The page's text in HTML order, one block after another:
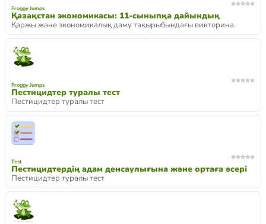
Froggy Jumps
Қазақстан экономикасы: 11-сыныпқа дайындық
Қаржы және экономикалық даму тақырыбындағы викторина.
Froggy Jumps
Пестицидтер туралы тест
Пестицидтер туралы тест
Test
Пестицидтердің адам денсаулығына және ортаға әсері
Пестицидтер туралы тест